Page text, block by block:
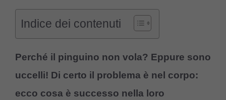
Indice dei contenuti
Perché il pinguino non vola? Eppure sono
uccelli! Di certo il problema è nel corpo:
ecco cosa è successo nella loro